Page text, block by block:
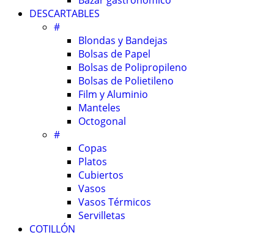
DESCARTABLES
#
Blondas y Bandejas
Bolsas de Papel
Bolsas de Polipropileno
Bolsas de Polietileno
Film y Aluminio
Manteles
Octogonal
#
Copas
Platos
Cubiertos
Vasos
Vasos Térmicos
Servilletas
COTILLÓN